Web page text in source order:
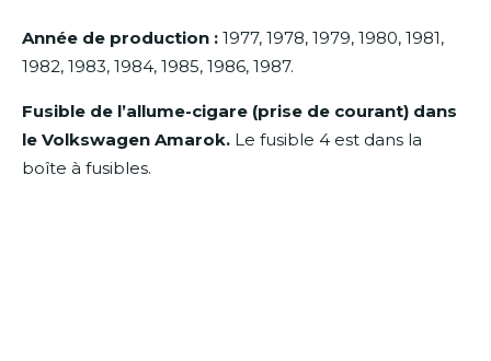
Année de production : 1977, 1978, 1979, 1980, 1981,
1982, 1983, 1984, 1985, 1986, 1987.
Fusible de l’allume-cigare (prise de courant) dans
le Volkswagen Amarok. Le fusible 4 est dans la
boîte à fusibles.